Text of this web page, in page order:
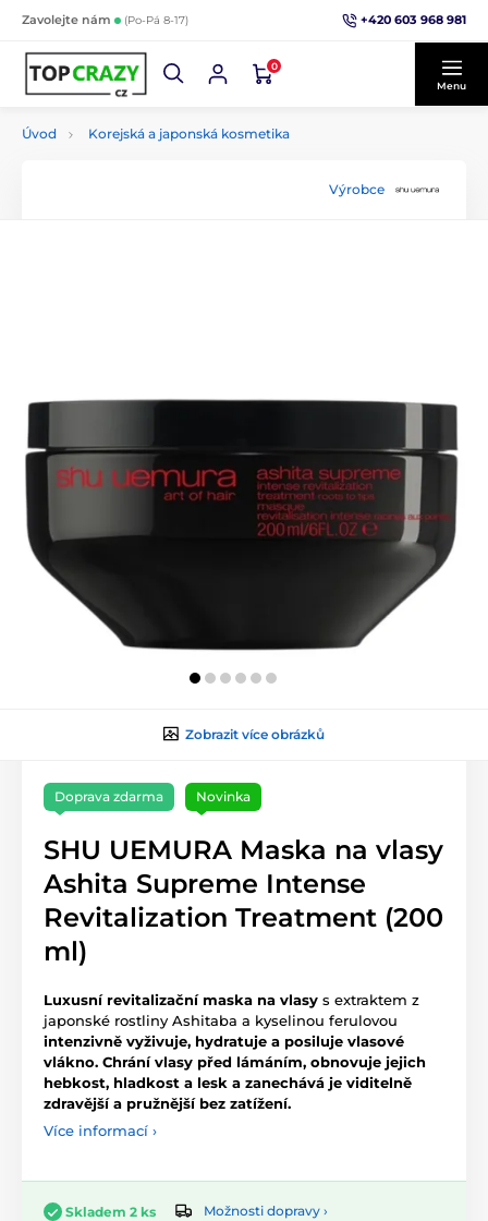
Zavolejte nám (Po-Pá 8-17) +420 603 968 981
0
Menu
Úvod Korejská a japonská kosmetika
Výrobce
Zobrazit více obrázků
Doprava zdarma Novinka
SHU UEMURA Maska na vlasy
Ashita Supreme Intense
Revitalization Treatment (200
ml)
Luxusní revitalizační maska na vlasy s extraktem z
japonské rostliny Ashitaba a kyselinou ferulovou
intenzivně vyživuje, hydratuje a posiluje vlasové
vlákno. Chrání vlasy před lámáním, obnovuje jejich
hebkost, hladkost a lesk a zanechává je viditelně
zdravější a pružnější bez zatížení.
Více informací ›
Skladem 2 ks
Možnosti dopravy ›